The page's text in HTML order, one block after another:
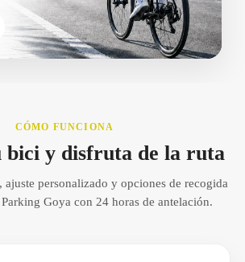
CÓMO FUNCIONA
bici y disfruta de la ruta
ajuste personalizado y opciones de recogida
Goya con 24 horas de antelación.